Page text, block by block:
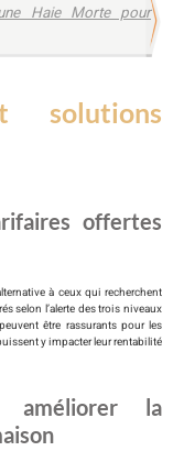
Haie Morte pour
solutions
offertes
à ceux qui recherchent
selon l’alerte des trois niveaux
être rassurants pour les
y impacter leur rentabilité
améliorer la